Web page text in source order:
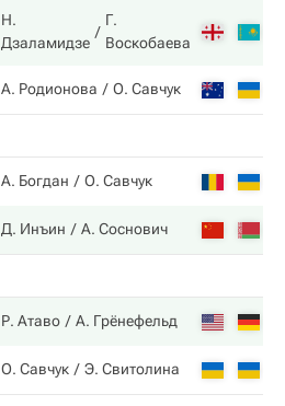
Н.
Дзаламидзе
Г.
Воскобаева
А. Родионова О. Савчук
А. Богдан О. Савчук
Д. Инъин А. Соснович
Р. Атаво А. Грёнефельд
О. Савчук Э. Свитолина